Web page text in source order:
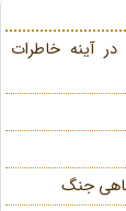
آینه خاطرات
جنگ